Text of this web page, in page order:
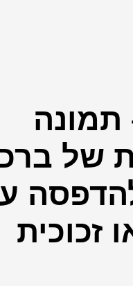
– תמונה
של
זכוכית